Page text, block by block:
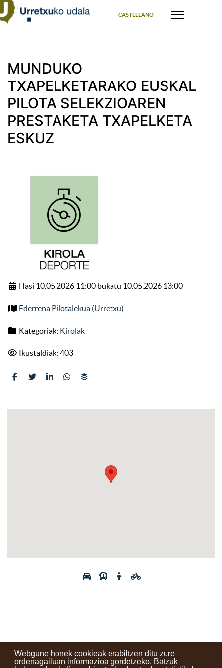
Webgune honek cookieak erabiltzen ditu zure
ordenagailuan informazioa gordetzeko. Batzuk
CASTELLANO
MUNDUKO
TXAPELKETARAKO EUSKAL
PILOTA SELEKZIOAREN
PRESTAKETA TXAPELKETA
ESKUZ
Hasi 10.05.2026 11:00 bukatu 10.05.2026 13:00
Ederrena Pilotalekua (Urretxu)
Kategoriak: Kirolak
Ikustaldiak: 403